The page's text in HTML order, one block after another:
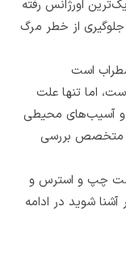
اورژانس رفته
جلوگیری از خطر مرگ
است
اما تنها علت
و آسیب‌های محیطی
متخصص بررسی
دست چپ و استرس و
شوید در ادامه